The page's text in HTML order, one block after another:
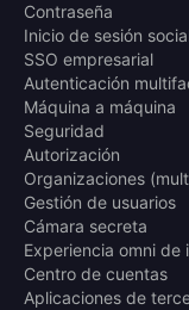
Contraseña
Inicio de sesión
SSO empresarial
Autenticación
Máquina a máquina
Seguridad
Autorización
Organizaciones
Gestión de usuarios
Cámara secreta
Experiencia omni de
Centro de cuentas
Aplicaciones de